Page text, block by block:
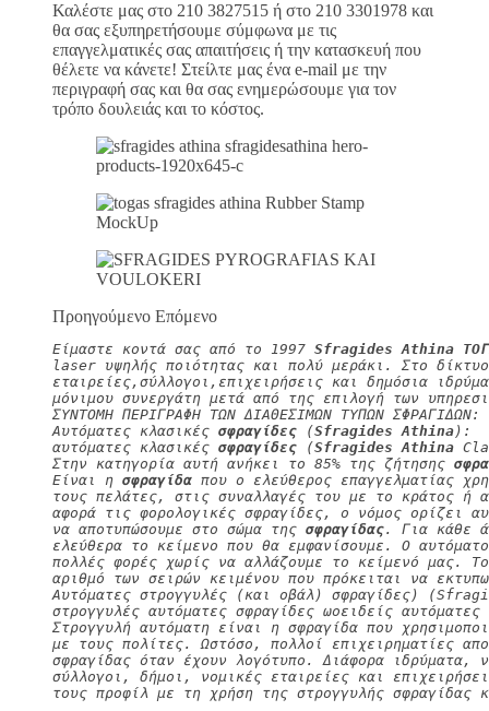
Καλέστε μας στο 210 3827515 ή στο 210 3301978 και
θα σας εξυπηρετήσουμε σύμφωνα με τις
επαγγελματικές σας απαιτήσεις ή την κατασκευή που
θέλετε να κάνετε! Στείλτε μας ένα e-mail με την
περιγραφή σας και θα σας ενημερώσουμε για τον
τρόπο δουλειάς και το κόστος.
Προηγούμενο Επόμενο
Είμαστε κοντά σας από το 1997 Sfragides Athina
laser υψηλής ποιότητας και πολύ μεράκι. Στο
εταιρείες,σύλλογοι,επιχειρήσεις και δημόσια
μόνιμου συνεργάτη μετά από της επιλογή των
ΣΥΝΤΟΜΗ ΠΕΡΙΓΡΑΦΗ ΤΩΝ ΔΙΑΘΕΣΙΜΩΝ ΤΥΠΩΝ ΣΦΡΑΓΙΔΩΝ:
Αυτόματες κλασικές σφραγίδες (Sfragides Athina):
αυτόματες κλασικές σφραγίδες (Sfragides Athina
Στην κατηγορία αυτή ανήκει το 85% της ζήτησης
Είναι η σφραγίδα που ο ελεύθερος επαγγελματίας
τους πελάτες, στις συναλλαγές του με το κράτος ή
αφορά τις φορολογικές σφραγίδες, ο νόμος ορίζει
να αποτυπώσουμε στο σώμα της σφραγίδας. Για κάθε
ελεύθερα το κείμενο που θα εμφανίσουμε. Ο
πολλές φορές χωρίς να αλλάζουμε το κείμενό μας.
αριθμό των σειρών κειμένου που πρόκειται να
Αυτόματες στρογγυλές (και οβάλ) σφραγίδες)
στρογγυλές αυτόματες σφραγίδες ωοειδείς αυτόματες
Στρογγυλή αυτόματη είναι η σφραγίδα που
με τους πολίτες. Ωστόσο, πολλοί επιχειρηματίες
σφραγίδας όταν έχουν λογότυπο. Διάφορα ιδρύματα,
σύλλογοι, δήμοι, νομικές εταιρείες και
τους προφίλ με τη χρήση της στρογγυλής